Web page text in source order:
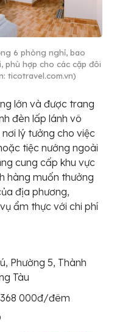
6 phòng nghỉ, bao
phù hợp cho các cặp đôi
ticotravel.com.vn)
lớn và được trang
đèn lấp lánh vô
lý tưởng cho việc
tiệc nướng ngoài
cung cấp khu vực
hàng muốn thưởng
địa phương,
ẩm thực với chi phí
Phường 5, Thành
Tàu
000đ/đêm